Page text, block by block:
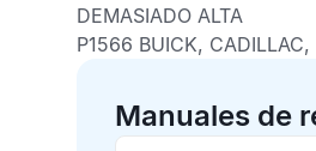
DEMASIADO ALTA
P1566 BUICK,
Manuales de